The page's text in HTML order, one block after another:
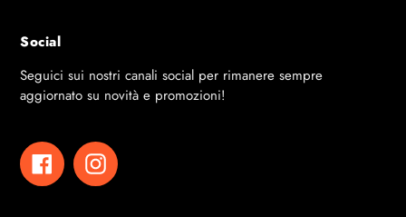
Social
Seguici sui nostri canali social per rimanere sempre
aggiornato su novità e promozioni!
FacebookInstagram